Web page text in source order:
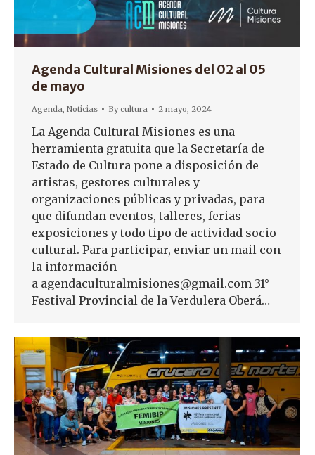
Agenda Cultural Misiones del 02 al 05
de mayo
Agenda, Noticias Bycultura 2 mayo, 2024
La Agenda Cultural Misiones es una
herramienta gratuita que la Secretaría de
Estado de Cultura pone a disposición de
artistas, gestores culturales y
organizaciones públicas y privadas, para
que difundan eventos, talleres, ferias
exposiciones y todo tipo de actividad socio
cultural. Para participar, enviar un mail con
la información
a agendaculturalmisiones@gmail.com 31°
Festival Provincial de la Verdulera Oberá…